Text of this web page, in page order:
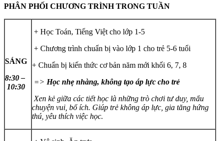
PHÂN PHỐI CHƯƠNG TRÌNH TRONG TUẦN
SÁNG
8:30 –
10:30
+ Học Toán, Tiếng Việt cho lớp 1-5
+ Chương trình chuẩn bị vào lớp 1 cho trẻ 5-6 tuổi
+ Chuẩn bị kiến thức cơ bản năm mới khối 6, 7, 8
=> Học nhẹ nhàng, không tạo áp lực cho trẻ
Xen kẻ giữa các tiết học là những trò chơi tư duy, mẩu
chuyện vui, bổ ích. Giúp trẻ không áp lực, gia tăng hứng
thú, yêu thích việc học.